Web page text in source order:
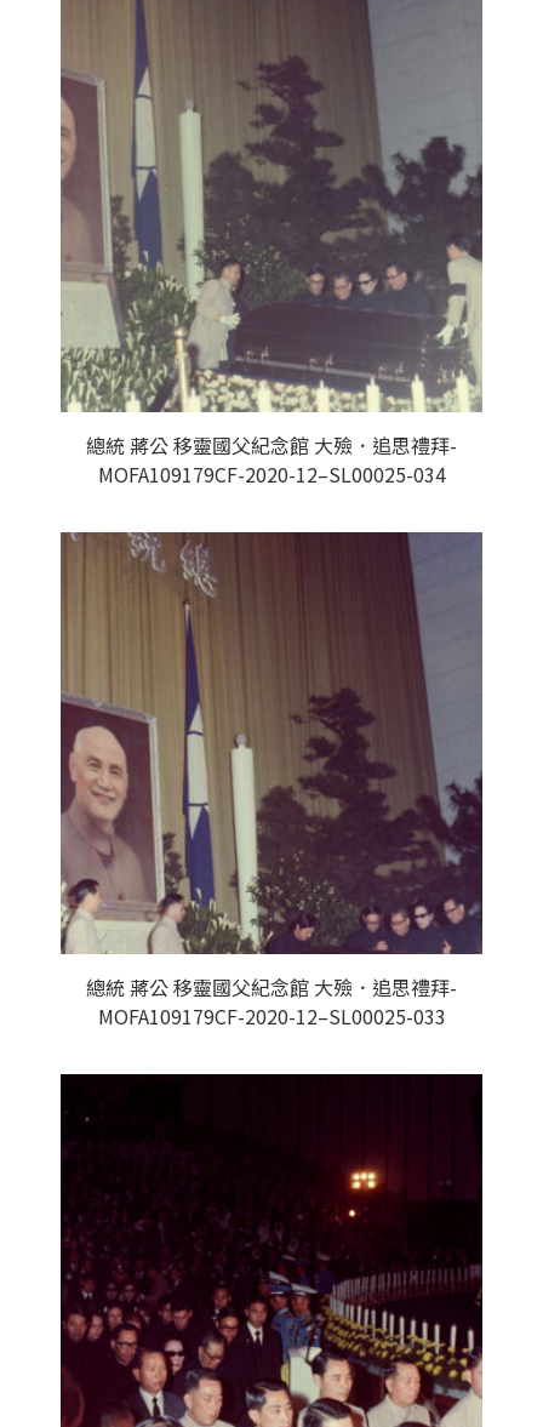
總統 蔣公 移靈國父紀念館 大殮．追思禮拜-
MOFA109179CF-2020-12–SL00025-034
總統 蔣公 移靈國父紀念館 大殮．追思禮拜-
MOFA109179CF-2020-12–SL00025-033